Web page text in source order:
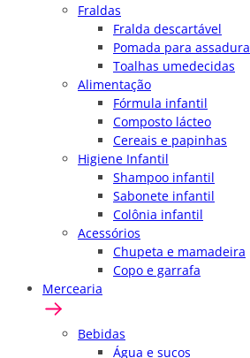
Fraldas
Fralda descartável
Pomada para assadura
Toalhas umedecidas
Alimentação
Fórmula infantil
Composto lácteo
Cereais e papinhas
Higiene Infantil
Shampoo infantil
Sabonete infantil
Colônia infantil
Acessórios
Chupeta e mamadeira
Copo e garrafa
Mercearia
Bebidas
Água e sucos